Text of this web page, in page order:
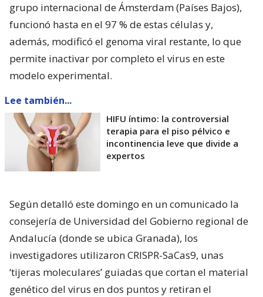
grupo internacional de Ámsterdam (Países Bajos),
funcionó hasta en el 97 % de estas células y,
además, modificó el genoma viral restante, lo que
permite inactivar por completo el virus en este
modelo experimental.
Lee también...
HIFU íntimo: la controversial
terapia para el piso pélvico e
incontinencia leve que divide a
expertos
Según detalló este domingo en un comunicado la
consejería de Universidad del Gobierno regional de
Andalucía (donde se ubica Granada), los
investigadores utilizaron CRISPR-SaCas9, unas
‘tijeras moleculares’ guiadas que cortan el material
genético del virus en dos puntos y retiran el